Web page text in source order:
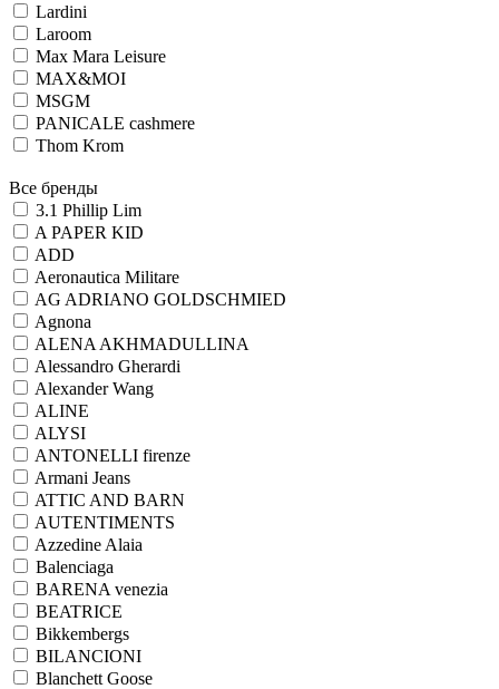
Lardini
Laroom
Max Mara Leisure
MAX&MOI
MSGM
PANICALE cashmere
Thom Krom
Все бренды
3.1 Phillip Lim
A PAPER KID
ADD
Aeronautica Militare
AG ADRIANO GOLDSCHMIED
Agnona
ALENA AKHMADULLINA
Alessandro Gherardi
Alexander Wang
ALINE
ALYSI
ANTONELLI firenze
Armani Jeans
ATTIC AND BARN
AUTENTIMENTS
Azzedine Alaia
Balenciaga
BARENA venezia
BEATRICE
Bikkembergs
BILANCIONI
Blanchett Goose